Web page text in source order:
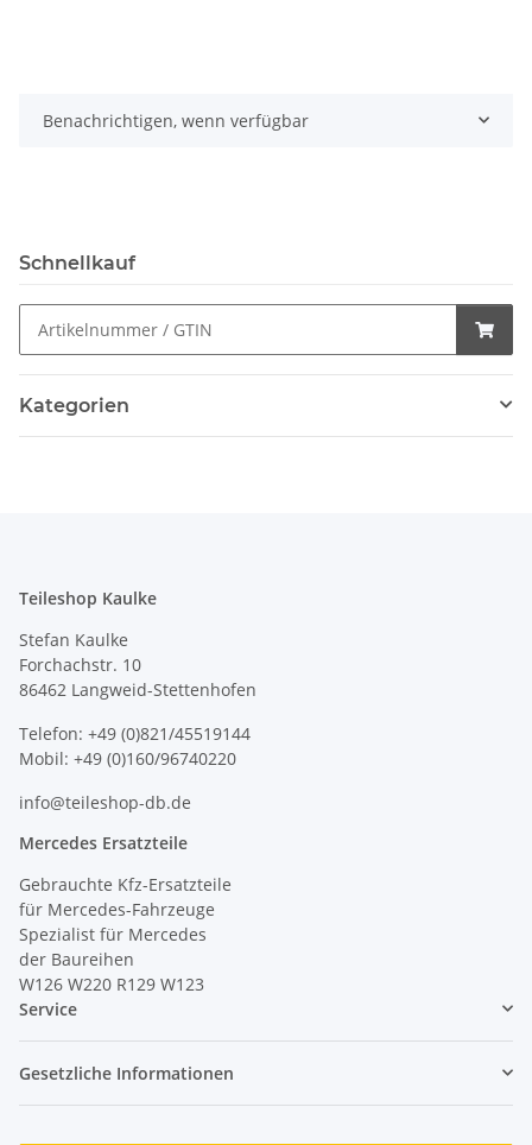
Benachrichtigen, wenn verfügbar
Schnellkauf
Kategorien
Teileshop Kaulke
Stefan Kaulke
Forchachstr. 10
86462 Langweid-Stettenhofen
Telefon: +49 (0)821/45519144
Mobil: +49 (0)160/96740220
info@teileshop-db.de
Mercedes Ersatzteile
Gebrauchte Kfz-Ersatzteile
für Mercedes-Fahrzeuge
Spezialist für Mercedes
der Baureihen
W126 W220 R129 W123
Service
Gesetzliche Informationen